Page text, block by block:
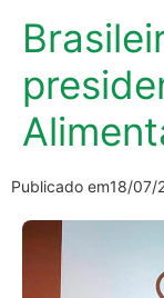
Publicado em18/07/